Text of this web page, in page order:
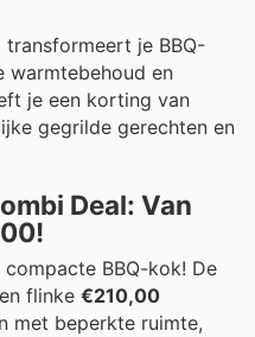
transformeert je BBQ-
warmtebehoud en
je een korting van
gegrilde gerechten en
Deal: Van
BBQ-kok! De
flinke €210,00
met beperkte ruimte,